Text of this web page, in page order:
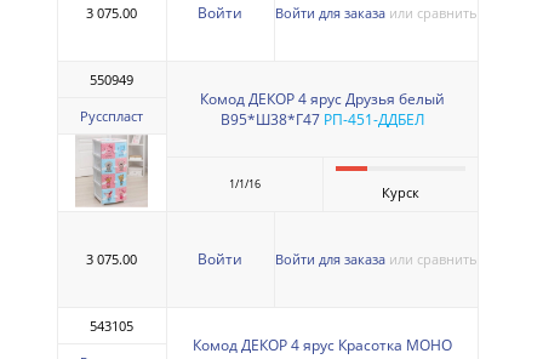
3 075.00 Войти Войти для заказа или сравнить
550949
Русспласт
Комод ДЕКОР 4 ярус Друзья белый
В95*Ш38*Г47 РП-451-ДДБЕЛ
1/1/16 Курск
3 075.00 Войти Войти для заказа или сравнить
543105
Комод ДЕКОР 4 ярус Красотка МОНО